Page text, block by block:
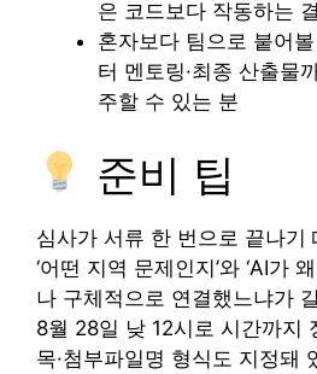
은 코드보다 작동하는
혼자보다 팀으로 붙어
터 멘토링·최종 산출물
주할 수 있는 분
준비 팁
심사가 서류 한 번으로 끝나기
‘어떤 지역 문제인지’와 ‘AI가
나 구체적으로 연결했느냐가
8월 28일 낮 12시로 시간까지
목·첨부파일명 형식도 지정돼